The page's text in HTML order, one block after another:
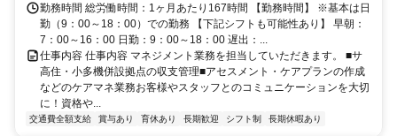
勤務時間 総労働時間：1ヶ月あたり167時間 【勤務時間】 ※基本は日
勤（9：00～18：00）での勤務 【下記シフトも可能性あり】 早朝：
7：00～16：00 日勤：9：00～18：00 遅出：...
仕事内容 仕事内容 マネジメント業務を担当していただきます。 ■サ
高住・小多機併設拠点の収支管理■アセスメント・ケアプランの作成
などのケアマネ業務お客様やスタッフとのコミュニケーションを大切
に！資格や...
交通費全額支給 賞与あり 育休あり 長期歓迎 シフト制 長期休暇あり